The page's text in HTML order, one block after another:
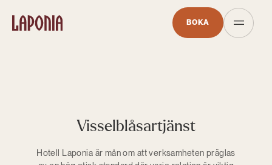
BOKA
Visselblåsartjänst
Hotell Laponia är mån om att verksamheten präglas